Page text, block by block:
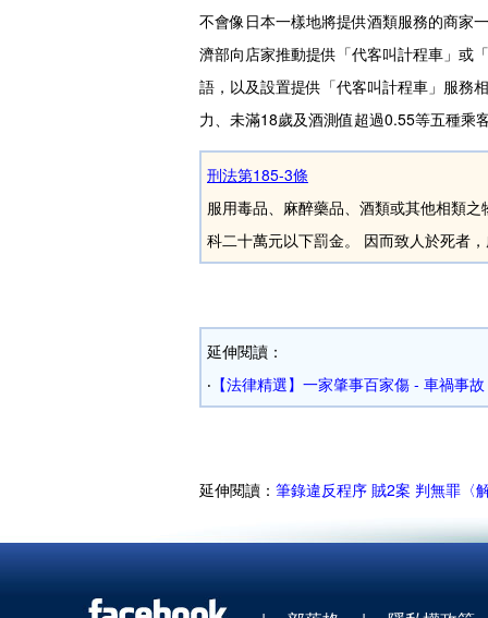
不會像日本一樣地將提供酒類服務的商家
濟部向店家推動提供「代客叫計程車」或
語，以及設置提供「代客叫計程車」服務
力、未滿18歲及酒測值超過0.55等五種乘
刑法第185-3條
服用毒品、麻醉藥品、酒類或其他相類
科二十萬元以下罰金。 因而致人於死者
延伸閱讀：
‧ 【法律精選】一家肇事百家傷 - 車禍事故
延伸閱讀： 筆錄違反程序 賊2案 判無罪〈